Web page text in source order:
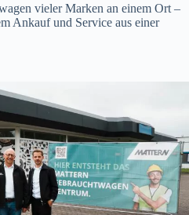
vieler Marken an einem Ort –
Ankauf und Service aus einer